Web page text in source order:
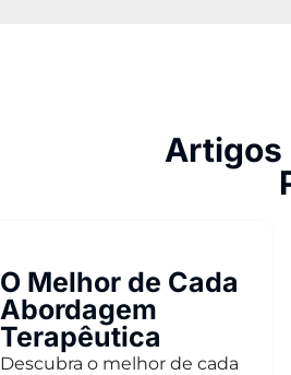
Artigos
O Melhor de Cada
Abordagem
Terapêutica
Descubra o melhor de cada